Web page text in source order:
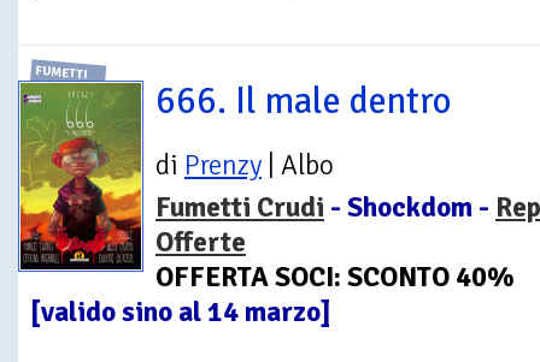
FUMETTI
666. Il male dentro
di Prenzy | Albo
Fumetti Crudi - Shockdom -
Offerte
OFFERTA SOCI: SCONTO 40%
[valido sino al 14 marzo]